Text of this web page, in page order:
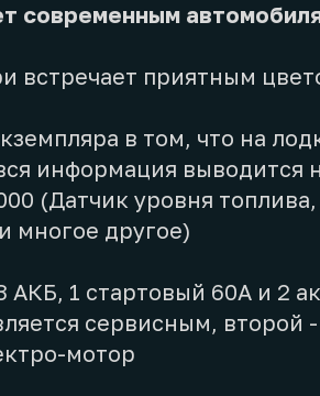
современным
встречает приятным
в том, что на
информация выводится
(Датчик уровня
многое другое)
АКБ, 1 стартовый 60А и 2
сервисным, второй
мотор